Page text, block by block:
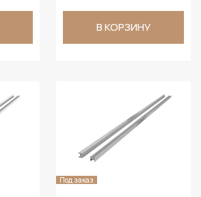
В КОРЗИНУ
Под заказ